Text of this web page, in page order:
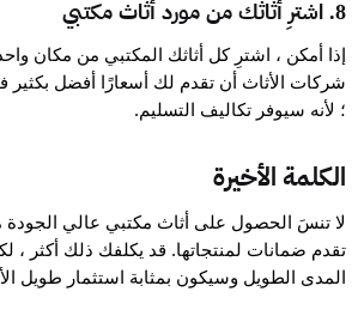
8. اشترِ أثاثك من مورد أثاث مكتبي
إذا أمكن ، اشترِ كل أثاثك المكتبي من مكان
شركات الأثاث أن تقدم لك أسعارًا أفضل بكثير
؛ لأنه سيوفر تكاليف التسليم.
الكلمة الأخيرة
لا تنسَ الحصول على أثاث مكتبي عالي
تقدم ضمانات لمنتجاتها. قد يكلفك ذلك أكثر ،
المدى الطويل وسيكون بمثابة استثمار طويل